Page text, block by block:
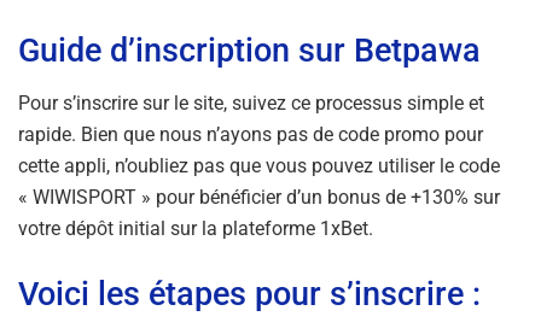
Guide d’inscription sur Betpawa
Pour s’inscrire sur le site, suivez ce processus simple et
rapide. Bien que nous n’ayons pas de code promo pour
cette appli, n’oubliez pas que vous pouvez utiliser le code
« WIWISPORT » pour bénéficier d’un bonus de +130% sur
votre dépôt initial sur la plateforme 1xBet.
Voici les étapes pour s’inscrire :